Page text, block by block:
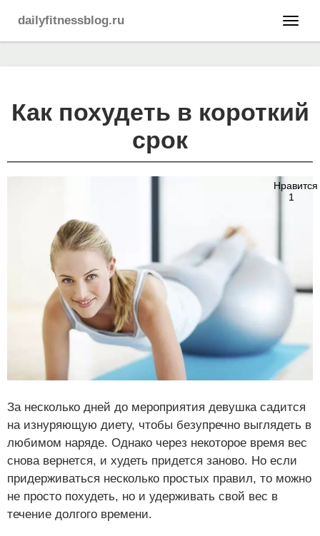
dailyfitnessblog.ru
Как похудеть в короткий
срок
Нравится
1
За несколько дней до мероприятия девушка садится
на изнуряющую диету, чтобы безупречно выглядеть в
любимом наряде. Однако через некоторое время вес
снова вернется, и худеть придется заново. Но если
придерживаться несколько простых правил, то можно
не просто похудеть, но и удерживать свой вес в
течение долгого времени.